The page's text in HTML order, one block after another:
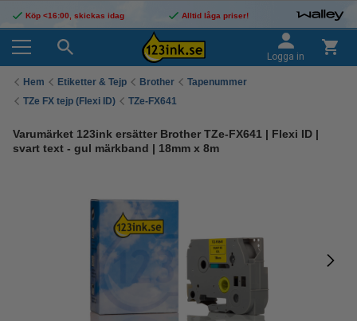
Köp <16:00, skickas idag Alltid låga priser!
Logga in
Hem Etiketter & Tejp Brother
Tapenummer
TZe FX tejp (Flexi ID)
TZe-FX641
Varumärket 123ink ersätter Brother TZe-FX641 | Flexi ID |
svart text - gul märkband | 18mm x 8m